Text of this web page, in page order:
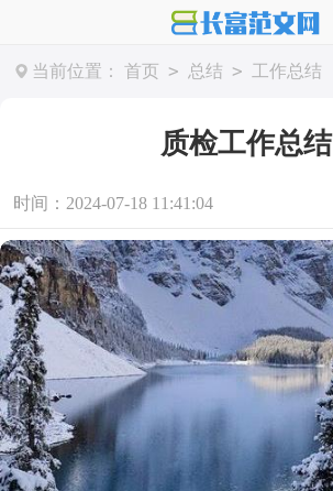
当前位置： 首页 > 总结 > 工作总结
质检工作总结
时间：2024-07-18 11:41:04